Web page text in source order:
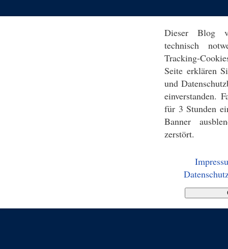
Dieser Blog
technisch
Tracking-
Seite erklären
und
einverstanden.
für 3 Stunden
Banner
zerstört.